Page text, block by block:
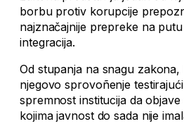
borbu protiv korupcije
najznačajnije prepreke na
integracija.
Od stupanja na snagu
njegovo sprovoñenje
spremnost institucija da
kojima javnost do sada nije